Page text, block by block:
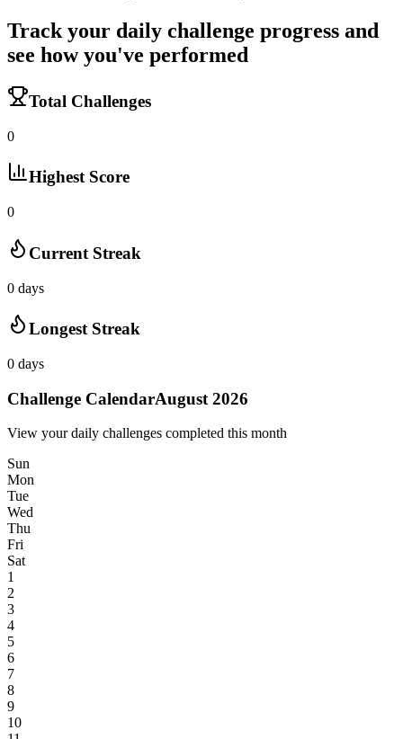
Track your daily challenge progress and
see how you've performed
Total Challenges
0
Highest Score
0
Current Streak
0 days
Longest Streak
0 days
Challenge CalendarAugust 2026
View your daily challenges completed this month
Sun
Mon
Tue
Wed
Thu
Fri
Sat
1
2
3
4
5
6
7
8
9
10